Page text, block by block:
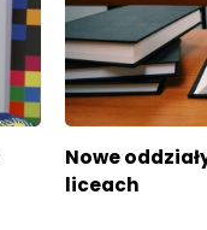
Nowe
liceach